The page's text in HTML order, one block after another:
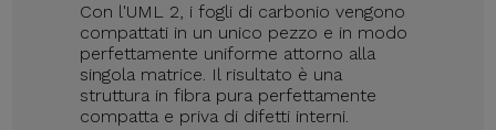
Con l'UML 2, i fogli di carbonio vengono
compattati in un unico pezzo e in modo
perfettamente uniforme attorno alla
singola matrice. Il risultato è una
struttura in fibra pura perfettamente
compatta e priva di difetti interni.